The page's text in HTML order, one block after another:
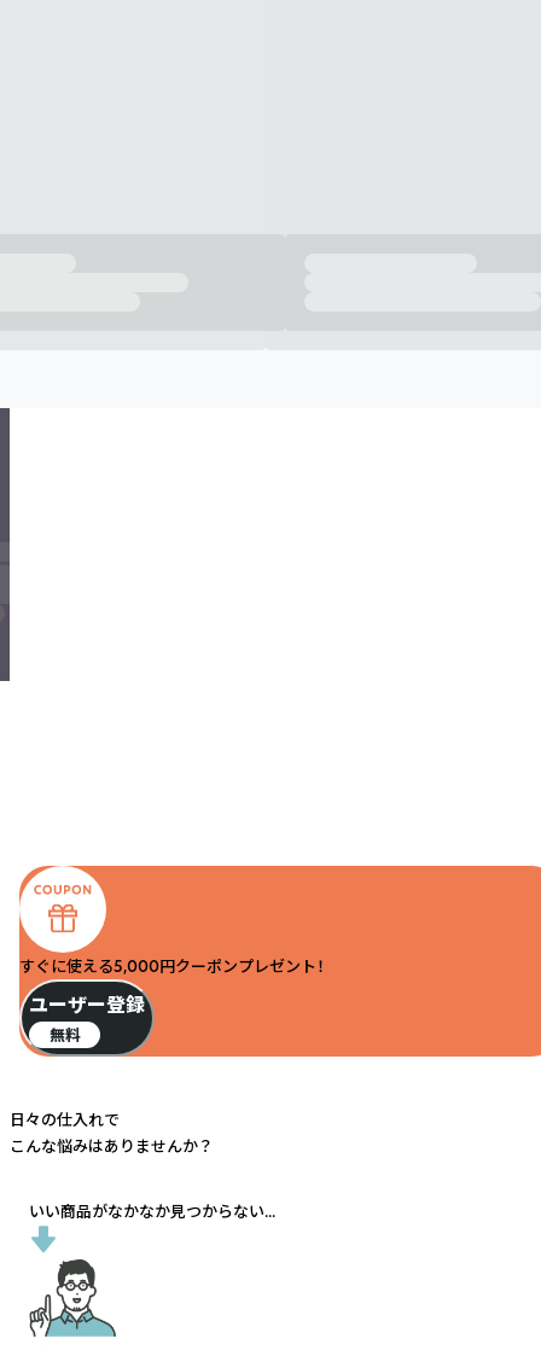
すぐに使える5,000円クーポンプレゼント！
ユーザー登録
無料
日々の仕入れで
こんな悩みはありませんか？
いい商品がなかなか見つからない...